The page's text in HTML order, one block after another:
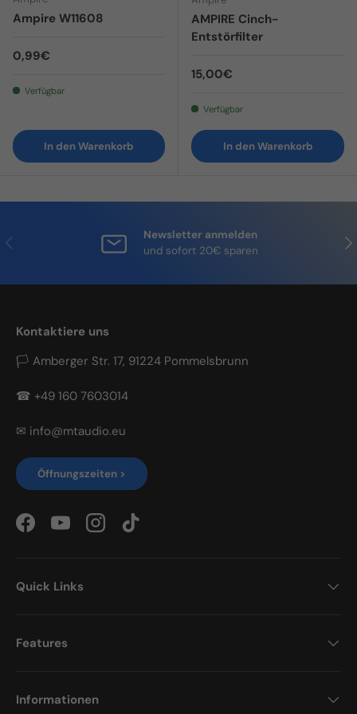
Ampire W11608
Normaler Preis
0,99€
Verfügbar
In den Warenkorb
AMPIRE Cinch-
Entstörfilter
Normaler Preis
15,00€
Verfügbar
In den Warenkorb
Vorherige
Newsletter anmelden
und sofort 20€ sparen
Kontaktiere uns
🏳 Amberger Str. 17, 91224 Pommelsbrunn
☎ +49 160 7603014
✉ info@mtaudio.eu
Öffnungszeiten >
FacebookYouTubeInstagramTikTok
Quick Links
Features
Informationen